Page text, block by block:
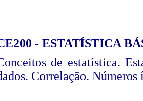
- ESTATÍSTICA
de estatística.
Correlação.